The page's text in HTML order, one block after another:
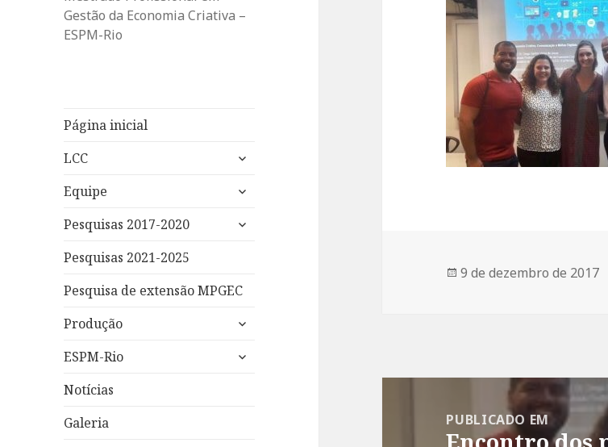
Gestão da Economia Criativa –
ESPM-Rio
Página inicial
LCC
expandir
Equipe
expandir
Pesquisas 2017-2020
expandir
Pesquisas 2021-2025
Pesquisa de extensão MPGEC
Produção
expandir
ESPM-Rio
expandir
Notícias
Galeria
Publicado
9 de dezembro de 2017
PUBLICADO EM